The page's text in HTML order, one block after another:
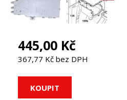
445,00 Kč
367,77 Kč bez DPH